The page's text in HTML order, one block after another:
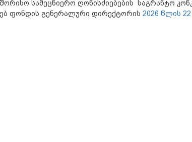
სამეცნიერო ღონისძიებების საგრანტო
ფონდის გენერალური დირექტორის 2026 წლის 22